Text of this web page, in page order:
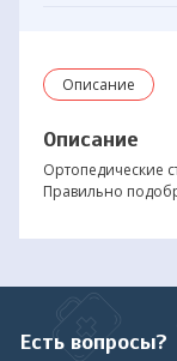
Описание
Описание
Ортопедические
Правильно
Есть вопросы?